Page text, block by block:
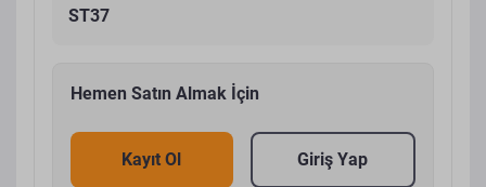
ST37
Hemen Satın Almak İçin
Kayıt Ol Giriş Yap